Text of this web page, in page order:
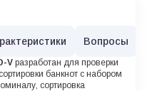
Вопросы
V разработан для проверки
банкнот с набором
сортировка